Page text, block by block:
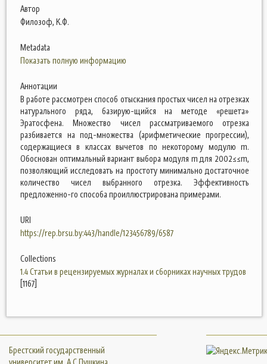
Автор
Филозоф, К.Ф.
Metadata
Показать полную информацию
Аннотации
В работе рассмотрен способ отыскания простых чисел на отрезках
натурального ряда, базирую-щийся на методе «решета»
Эратосфена. Множество чисел рассматриваемого отрезка
разбивается на под-множества (арифметические прогрессии),
содержащиеся в классах вычетов по некоторому модулю m.
Обоснован оптимальный вариант выбора модуля m для 2002≤≤m,
позволяющий исследовать на простоту минимально достаточное
количество чисел выбранного отрезка. Эффективность
предложенно-го способа проиллюстрирована примерами.
URI
https://rep.brsu.by:443/handle/123456789/6587
Collections
1.4 Статьи в рецензируемых журналах и сборниках научных трудов
[1167]
Брестский государственный